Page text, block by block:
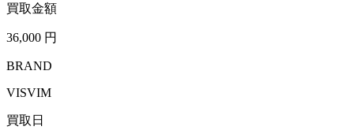
買取金額
36,000 円
BRAND
VISVIM
買取日